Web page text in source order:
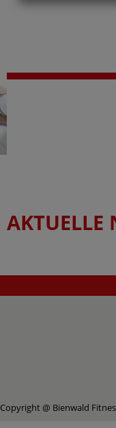
AKTUELLE
Copyright @ Bienwald